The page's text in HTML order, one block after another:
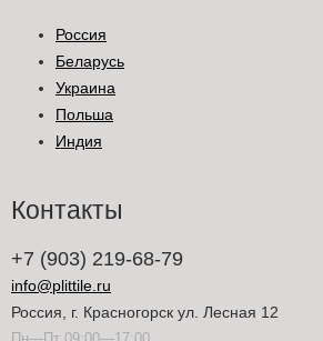
Россия
Беларусь
Украина
Польша
Индия
Контакты
+7 (903) 219-68-79
info@plittile.ru
Россия, г. Красногорск ул. Лесная 12